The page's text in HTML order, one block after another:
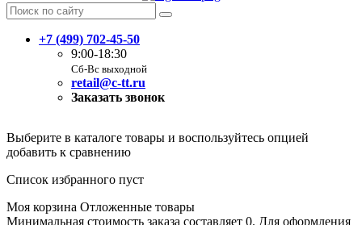
+7 (499) 702-45-50
9:00-18:30
Сб-Вс выходной
retail@c-tt.ru
Заказать звонок
Выберите в каталоге товары и воспользуйтесь опцией
добавить к сравнению
Список избранного пуст
Моя корзина Отложенные товары
Минимальная стоимость заказа составляет 0. Для оформления